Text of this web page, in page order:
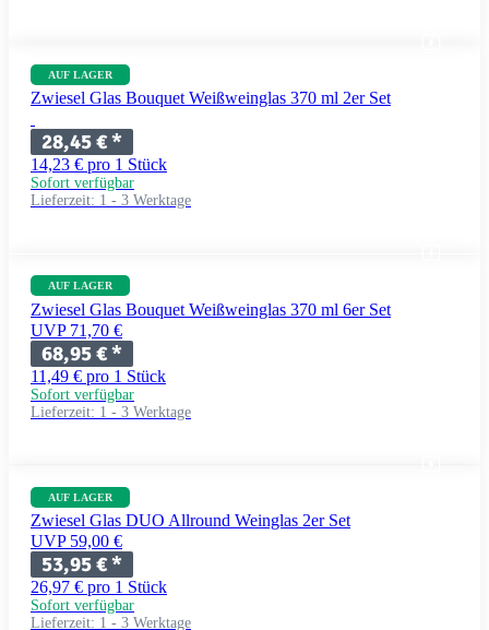
AUF LAGER
Zwiesel Glas Bouquet Weißweinglas 370 ml 2er Set
28,45 €*
14,23 € pro 1 Stück
Sofort verfügbar
Lieferzeit: 1 - 3 Werktage
AUF LAGER
Zwiesel Glas Bouquet Weißweinglas 370 ml 6er Set
UVP 71,70 €
68,95 €*
11,49 € pro 1 Stück
Sofort verfügbar
Lieferzeit: 1 - 3 Werktage
AUF LAGER
Zwiesel Glas DUO Allround Weinglas 2er Set
UVP 59,00 €
53,95 €*
26,97 € pro 1 Stück
Sofort verfügbar
Lieferzeit: 1 - 3 Werktage